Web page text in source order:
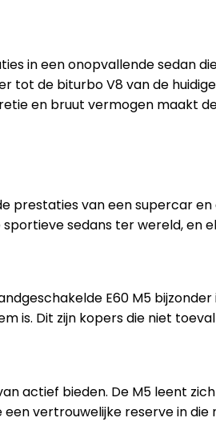
in een onopvallende sedan
tot de biturbo V8 van de
en bruut vermogen maakt
prestaties van een supercar
sedans ter wereld, en
E60 M5
is. Dit zijn kopers die niet
actief bieden. De M5 leent
vertrouwelijke reserve in